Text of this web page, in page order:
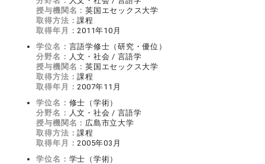
授与機関名：英国エセックス大学
取得方法：課程
取得年月：2011年10月
学位名： 言語学修士（研究・優位）
分野名： 人文・社会 / 言語学
授与機関名：英国エセックス大学
取得方法：課程
取得年月：2007年11月
学位名： 修士（学術）
分野名： 人文・社会 / 言語学
授与機関名： 広島市立大学
取得方法：課程
取得年月：2005年03月
学位名： 学士（学術）